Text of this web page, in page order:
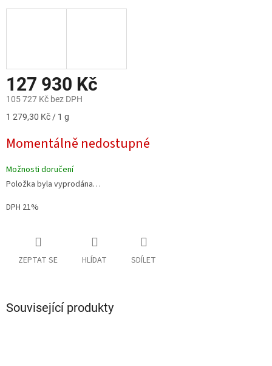
127 930 Kč
105 727 Kč bez DPH
Měrná
1 279,30 Kč / 1 g
Momentálně nedostupné
Možnosti doručení
Položka byla vyprodána…
DPH 21%
ZEPTAT SE HLÍDAT SDÍLET
Související produkty